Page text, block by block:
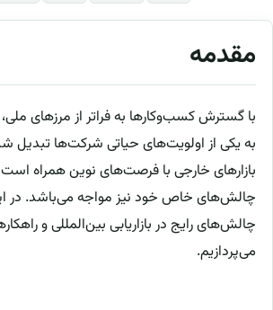
مقدمه
با گسترش کسب‌وکارها به فراتر از مرزهای ملی،
به یکی از اولویت‌های حیاتی شرکت‌ها تبدیل
بازارهای خارجی با فرصت‌های نوین همراه است
چالش‌های خاص خود نیز مواجه می‌باشد. در
چالش‌های رایج در بازاریابی بین‌المللی و
می‌پردازیم.